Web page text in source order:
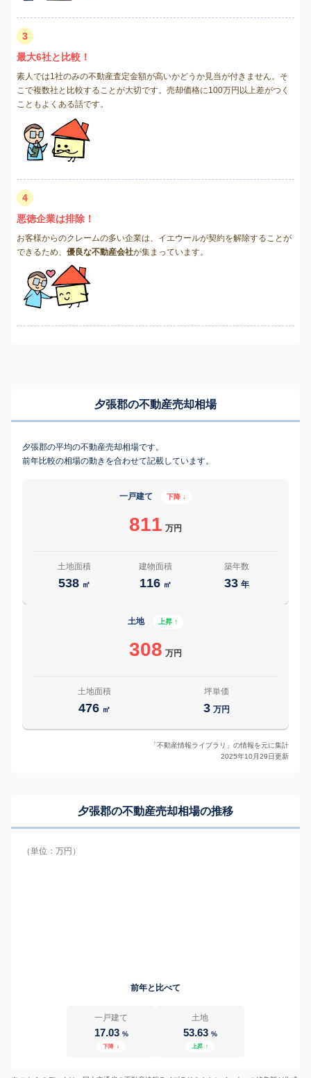
3
最大6社と比較！
素人では1社のみの不動産査定金額が高いかどうか見当が付きません。そ
こで複数社と比較することが大切です。売却価格に100万円以上差がつく
こともよくある話です。
4
悪徳企業は排除！
お客様からのクレームの多い企業は、イエウールが契約を解除することが
できるため、 優良な不動産会社が集まっています。
夕張郡の不動産売却相場
夕張郡の平均の不動産売却相場です。
前年比較の相場の動きを合わせて記載しています。
一戸建て 下降 ↓
811 万円
土地面積
538 ㎡
建物面積
116 ㎡
築年数
33 年
土地 上昇 ↑
308 万円
土地面積
476 ㎡
坪単価
3 万円
「不動産情報ライブラリ」の情報を元に集計
2025年10月29日更新
夕張郡の不動産売却相場の推移
（単位：万円）
前年と比べて
一戸建て
17.03 %
下降 ↓
土地
53.63 %
上昇 ↑